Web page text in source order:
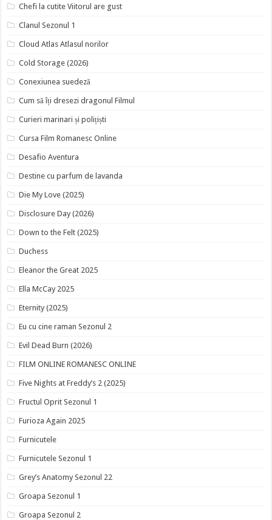
Chefi la cutite Viitorul are gust
Clanul Sezonul 1
Cloud Atlas Atlasul norilor
Cold Storage (2026)
Conexiunea suedeză
Cum să îți dresezi dragonul Filmul
Curieri marinari și polițiști
Cursa Film Romanesc Online
Desafio Aventura
Destine cu parfum de lavanda
Die My Love (2025)
Disclosure Day (2026)
Down to the Felt (2025)
Duchess
Eleanor the Great 2025
Ella McCay 2025
Eternity (2025)
Eu cu cine raman Sezonul 2
Evil Dead Burn (2026)
FILM ONLINE ROMANESC ONLINE
Five Nights at Freddy’s 2 (2025)
Fructul Oprit Sezonul 1
Furioza Again 2025
Furnicutele
Furnicutele Sezonul 1
Grey’s Anatomy Sezonul 22
Groapa Sezonul 1
Groapa Sezonul 2